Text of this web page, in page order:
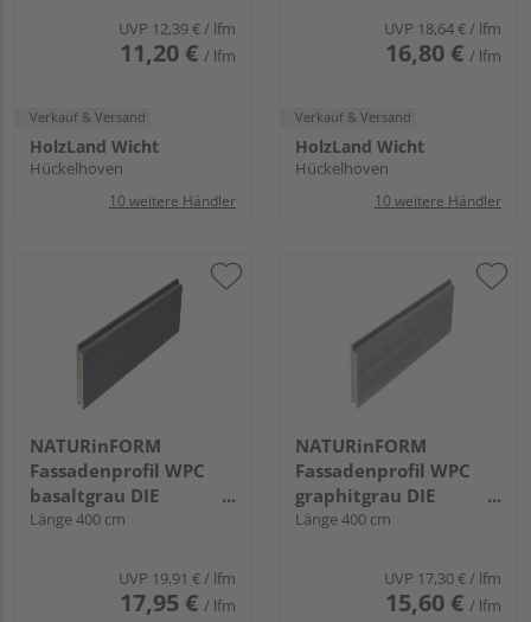
UVP 12,39 €/ lfm
11,20 € / lfm
Verkauf & Versand
HolzLand Wicht
Hückelhoven
10 weitere Händler
UVP 18,64 €/ lfm
16,80 € / lfm
Verkauf & Versand
HolzLand Wicht
Hückelhoven
10 weitere Händler
NATURinFORM
Fassadenprofil WPC
basaltgrau DIE
GESTALTENDE
Länge 400 cm
UVP 19,91 € / lfm
17,95 € / lfm
NATURinFORM
Fassadenprofil WPC
graphitgrau DIE
GESTALTENDE -
Länge 400 cm
UVP 17,30 € / lfm
15,60 € / lfm